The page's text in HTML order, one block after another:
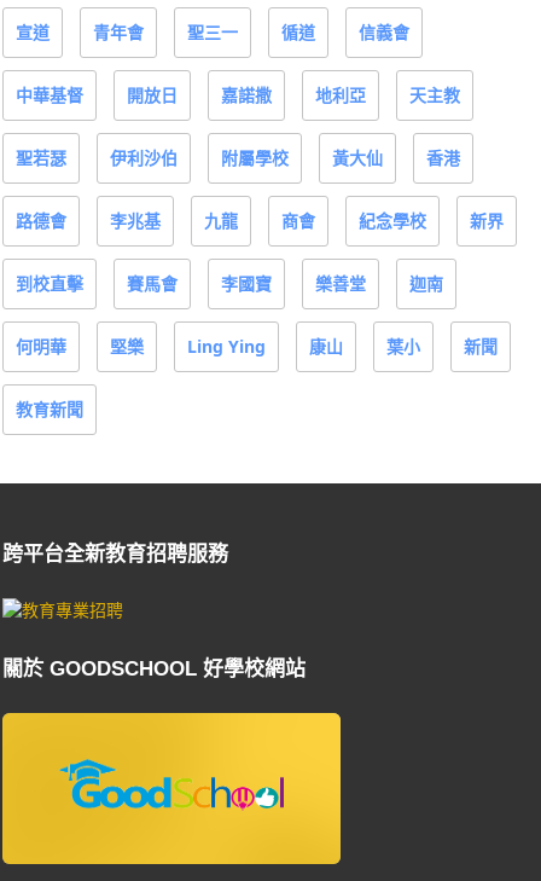
宣道 青年會 聖三一 循道 信義會
中華基督 開放日 嘉諾撒 地利亞 天主教
聖若瑟 伊利沙伯 附屬學校 黃大仙 香港
路德會 李兆基 九龍 商會 紀念學校 新界
到校直擊 賽馬會 李國寶 樂善堂 迦南
何明華 堅樂 Ling Ying 康山 葉小 新聞
教育新聞
跨平台全新教育招聘服務
關於 GOODSCHOOL 好學校網站